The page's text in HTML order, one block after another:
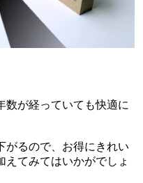
数が経っていても快適に
がるので、お得にきれい
えてみてはいかがでしょ